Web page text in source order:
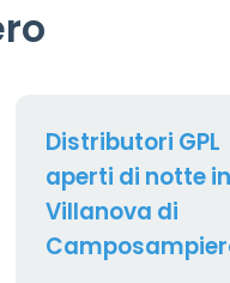
Distributori GPL
aperti di notte in
Villanova di